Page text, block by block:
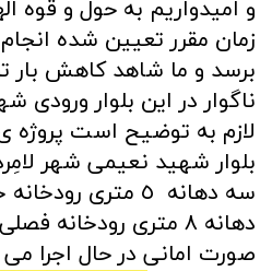
و امیدواریم به حول و قوه
زمان مقرر تعیین شده انجام
برسد و ما شاهد کاهش بار
ناگوار در این بلوار ورودی
لازم به توضیح است
بلوار شهید نعیمی شهر
سه دهانه ٥ متری
دهانه ٨ متری رودخانه
صورت امانی در حال اجرا